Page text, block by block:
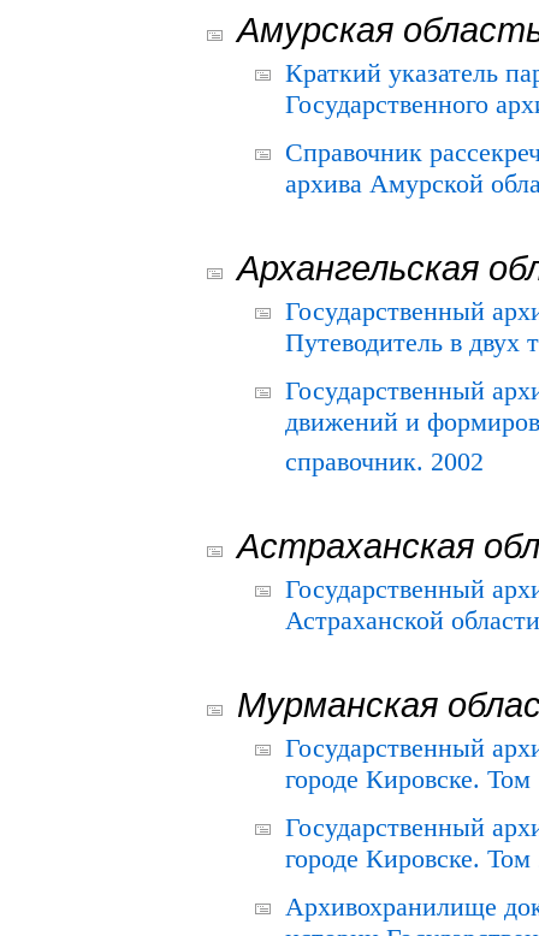
Амурская
Краткий указатель
Государственного
Справочник
архива Амурской
Архангельская
Государственный
Путеводитель в двух
Государственный
движений и
справочник. 2002
Астраханская
Государственный
Астраханской
Мурманская
Государственный
городе Кировске.
Государственный
городе Кировске.
Архивохранилище